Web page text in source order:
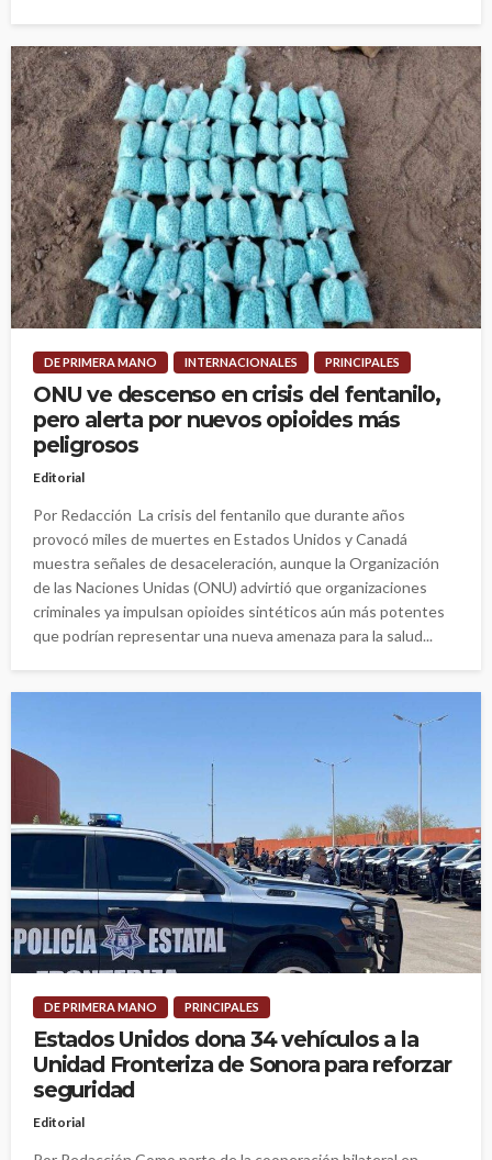
DE PRIMERA MANO INTERNACIONALES PRINCIPALES
ONU ve descenso en crisis del fentanilo,
pero alerta por nuevos opioides más
peligrosos
Editorial
Por Redacción La crisis del fentanilo que durante años
provocó miles de muertes en Estados Unidos y Canadá
muestra señales de desaceleración, aunque la Organización
de las Naciones Unidas (ONU) advirtió que organizaciones
criminales ya impulsan opioides sintéticos aún más potentes
que podrían representar una nueva amenaza para la salud...
DE PRIMERA MANO PRINCIPALES
Estados Unidos dona 34 vehículos a la
Unidad Fronteriza de Sonora para reforzar
seguridad
Editorial